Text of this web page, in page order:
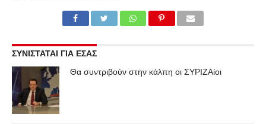
ΣΥΝΙΣΤΑΤΑΙ ΓΙΑ ΕΣΑΣ
Θα συντριβούν στην κάλπη οι ΣΥΡΙΖΑίοι